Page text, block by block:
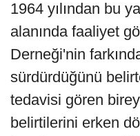
1964 yılından bu
alanında faaliyet
Derneği'nin
sürdürdüğünü
tedavisi gören
belirtilerini erken